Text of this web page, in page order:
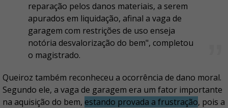
reparação pelos danos materiais, a serem
apurados em liquidação, afinal a vaga de
garagem com restrições de uso enseja
notória desvalorização do bem", completou
o magistrado.
Queiroz também reconheceu a ocorrência de dano moral.
Segundo ele, a vaga de garagem era um fator importante
na aquisição do bem, estando provada a frustração, pois a